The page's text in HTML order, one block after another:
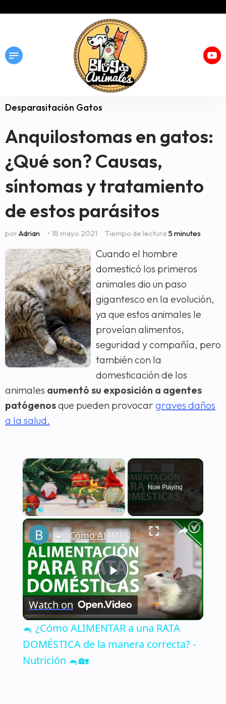
Desparasitación Gatos
Anquilostomas en gatos:
¿Qué son? Causas,
síntomas y tratamiento
de estos parásitos
porAdrian • 18 mayo 2021 Tiempo de lectura 5 minutes
Cuando el hombre
domesticó los primeros
animales dio un paso
gigantesco en la evolución,
ya que estos animales le
proveían alimentos,
seguridad y compañía, pero
también con la
domesticación de los
animales aumentó su exposición a agentes
patógenosque pueden provocar graves daños
a la salud.
×
Play Unmute Fullscreen
Now Playing
×
Play
Video
🐁 ¿Cómo ALIMENTAR a una RATA DOMÉSTICA de la manera correcta? - Nutrición 🐁🏡
Watch on
🐁 ¿Cómo ALIMENTAR a una RATA
DOMÉSTICA de la manera correcta? -
Nutrición 🐁🏡